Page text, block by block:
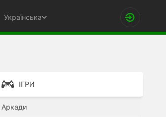
Українська
ІГРИ
Аркади